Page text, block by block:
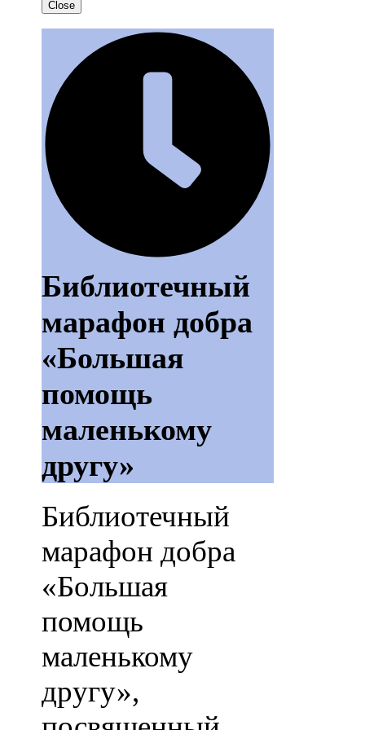
Close
Библиотечный
марафон добра
«Большая
помощь
маленькому
другу»
Библиотечный
марафон добра
«Большая
помощь
маленькому
другу»,